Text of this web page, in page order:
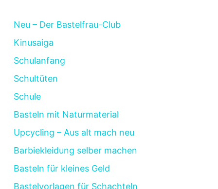
Neu – Der Bastelfrau-Club
Kinusaiga
Schulanfang
Schultüten
Schule
Basteln mit Naturmaterial
Upcycling – Aus alt mach neu
Barbiekleidung selber machen
Basteln für kleines Geld
Bastelvorlagen für Schachteln